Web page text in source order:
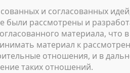
и согласованных
были рассмотрены и
материала, что
материал к
отношения, и в
таких отношений.